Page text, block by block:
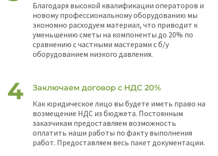
Благодаря высокой квалификации операторов и
новому профессиональному оборудованию мы
экономно расходуем материал, что приводит к
уменьшению сметы на компоненты до 20% по
сравнению с частными мастерами с б/у
оборудованием низкого давления.
Заключаем договор с НДС 20%
Как юридическое лицо вы будете иметь право на
возмещение НДС из бюджета. Постоянным
заказчикам предоставляем возможность
оплатить наши работы по факту выполнения
работ. Предоставляем весь пакет документации.